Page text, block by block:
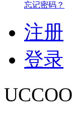
忘记密码？
注册
登录